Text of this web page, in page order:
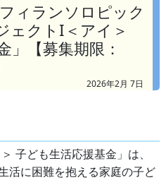
ィランソロピック
ェクトI＜アイ＞
」【募集期限：
2026年2月 7日
子ども生活応援基金」は、
活に困難を抱える家庭の子ど